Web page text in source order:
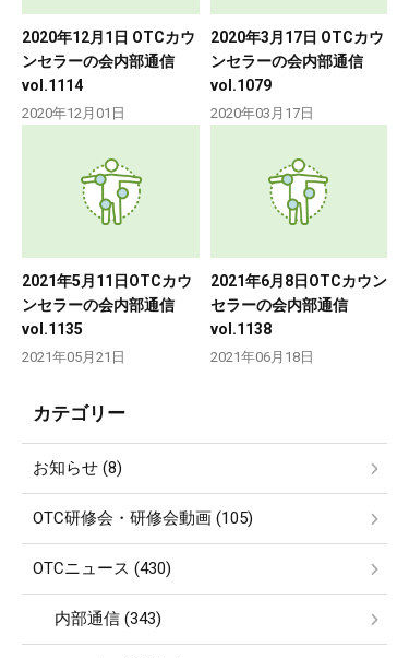
2020年12月1日 OTCカウ
ンセラーの会内部通信
vol.1114
2020年12月01日
2020年3月17日 OTCカウ
ンセラーの会内部通信
vol.1079
2020年03月17日
2021年5月11日OTCカウ
ンセラーの会内部通信
vol.1135
2021年05月21日
2021年6月8日OTCカウン
セラーの会内部通信
vol.1138
2021年06月18日
カテゴリー
お知らせ (8)
OTC研修会・研修会動画 (105)
OTCニュース (430)
内部通信 (343)